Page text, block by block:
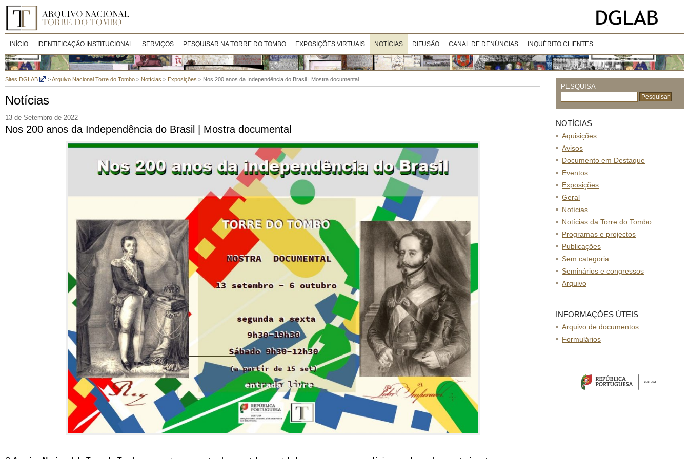
INÍCIO IDENTIFICAÇÃO INSTITUCIONAL SERVIÇOS PESQUISAR NA TORRE DO TOMBO EXPOSIÇÕES VIRTUAIS NOTÍCIAS DIFUSÃO CANAL DE DENÚNCIAS INQUÉRITO CLIENTES
Sites DGLAB >Arquivo Nacional Torre do Tombo > Notícias > Exposições > Nos 200 anos da Independência do Brasil | Mostra documental
Notícias
13 de Setembro de 2022
Nos 200 anos da Independência do Brasil | Mostra documental
PESQUISA
NOTÍCIAS
Aquisições
Avisos
Documento em Destaque
Eventos
Exposições
Geral
Notícias
Notícias da Torre do Tombo
Programas e projectos
Publicações
Sem categoria
Seminários e congressos
Arquivo
INFORMAÇÕES ÚTEIS
Arquivo de documentos
Formulários